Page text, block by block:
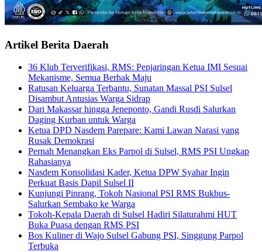
Artikel Berita Daerah
36 Klub Terverifikasi, RMS: Penjaringan Ketua IMI Sesuai
Mekanisme, Semua Berhak Maju
Ratusan Keluarga Terbantu, Sunatan Massal PSI Sulsel
Disambut Antusias Warga Sidrap
Dari Makassar hingga Jeneponto, Gandi Rusdi Salurkan
Daging Kurban untuk Warga
Ketua DPD Nasdem Parepare: Kami Lawan Narasi yang
Rusak Demokrasi
Pernah Menangkan Eks Parpol di Sulsel, RMS PSI Ungkap
Rahasianya
Nasdem Konsolidasi Kader, Ketua DPW Syahar Ingin
Perkuat Basis Dapil Sulsel II
Kunjungi Pinrang, Tokoh Nasional PSI RMS Bukbus-
Salurkan Sembako ke Warga
Tokoh-Kepala Daerah di Sulsel Hadiri Silaturahmi HUT
Buka Puasa dengan RMS PSI
Bos Kuliner di Wajo Sulsel Gabung PSI, Singgung Parpol
Terbuka